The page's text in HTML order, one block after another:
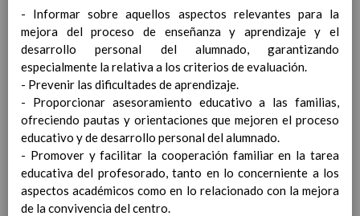
personal
15 noviembre 2019
MetodologÃ­a 15 noviembre 2019
Recursos 15 noviembre 2019
EducaciÃ³n Primaria
CoordinaciÃ³n y concreciÃ³n curricular
Objetivos de la etapa
Ãrea de Lengua Castellana y
Literatura
Objetivos del Ã¡rea
ContribuciÃ³n del Ã¡rea a
las competencias clave
ConcreciÃ³n curricular
- Informar sobre aquellos aspectos relevantes para la
mejora del proceso de enseñanza y aprendizaje y el
desarrollo personal del alumnado, garantizando
especialmente la relativa a los criterios de evaluación.
- Prevenir las dificultades de aprendizaje.
- Proporcionar asesoramiento educativo a las familias,
ofreciendo pautas y orientaciones que mejoren el proceso
educativo y de desarrollo personal del alumnado.
- Promover y facilitar la cooperación familiar en la tarea
educativa del profesorado, tanto en lo concerniente a los
aspectos académicos como en lo relacionado con la mejora
de la convivencia del centro.